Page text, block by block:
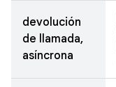
devolución
de llamada,
asíncrona